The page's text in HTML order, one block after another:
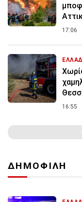
17:06
16:55
ΔΗΜΟΦΙΛΗ